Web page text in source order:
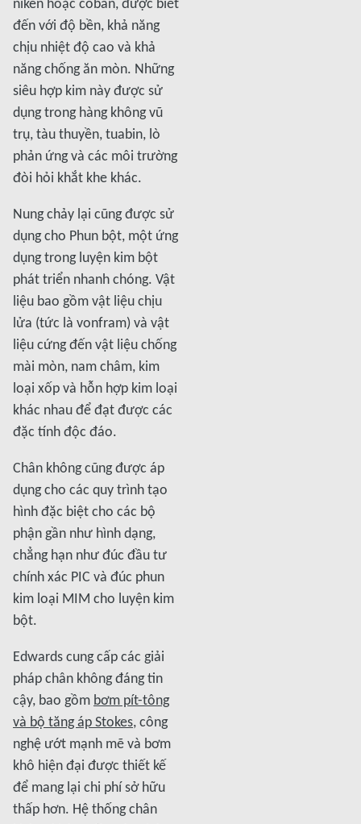
đến với độ bền, khả năng
chịu nhiệt độ cao và khả
năng chống ăn mòn. Những
siêu hợp kim này được sử
dụng trong hàng không vũ
trụ, tàu thuyền, tuabin, lò
phản ứng và các môi trường
đòi hỏi khắt khe khác.
Nung chảy lại cũng được sử
dụng cho Phun bột, một ứng
dụng trong luyện kim bột
phát triển nhanh chóng. Vật
liệu bao gồm vật liệu chịu
lửa (tức là vonfram) và vật
liệu cứng đến vật liệu chống
mài mòn, nam châm, kim
loại xốp và hỗn hợp kim loại
khác nhau để đạt được các
đặc tính độc đáo.
Chân không cũng được áp
dụng cho các quy trình tạo
hình đặc biệt cho các bộ
phận gần như hình dạng,
chẳng hạn như đúc đầu tư
chính xác PIC và đúc phun
kim loại MIM cho luyện kim
bột.
Edwards cung cấp các giải
pháp chân không đáng tin
cậy, bao gồm bơm pít-tông
và bộ tăng áp Stokes, công
nghệ ướt mạnh mẽ và bơm
khô hiện đại được thiết kế
để mang lại chi phí sở hữu
thấp hơn. Hệ thống chân